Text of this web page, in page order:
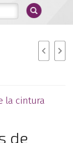
la cintura
de